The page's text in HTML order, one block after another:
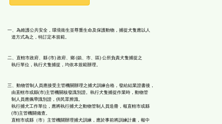
按
鈕
區
一、為維護公共安全，環境衛生並尊重生命及保護動物，捕捉犬隻應以人
道方式為之，特訂定本規範。
二、直轄市政府、縣 (市) 政府、鄉 (鎮、市、區) 公所負責犬隻捕捉之
執行單位，執行犬隻捕捉，均依本規範辦理。
三、動物管制人員應接受主管機關辦理之捕犬訓練合格，發給結業證書後，
由直轄市或縣(市)主管機關核發識別證。執行犬隻捕捉作業時，動物管
制人員應佩帶識別證，供民眾辨識。
執行捕犬工作單位，應將執行捕犬之動物管制人員造冊，報直轄市或縣
(市)主管機關備查。
直轄市或縣（市）主管機關辦理捕犬訓練，應於事前將訓練計畫，報中